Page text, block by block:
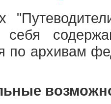
себя
по архивам